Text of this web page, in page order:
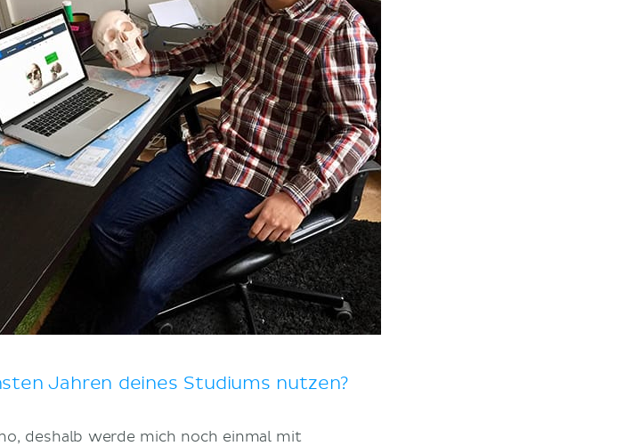
Jahren deines Studiums nutzen?
deshalb werde mich noch einmal mit